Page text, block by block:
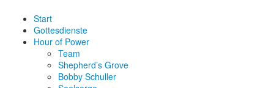
Start
Gottesdienste
Hour of Power
Team
Shepherd’s Grove
Bobby Schuller